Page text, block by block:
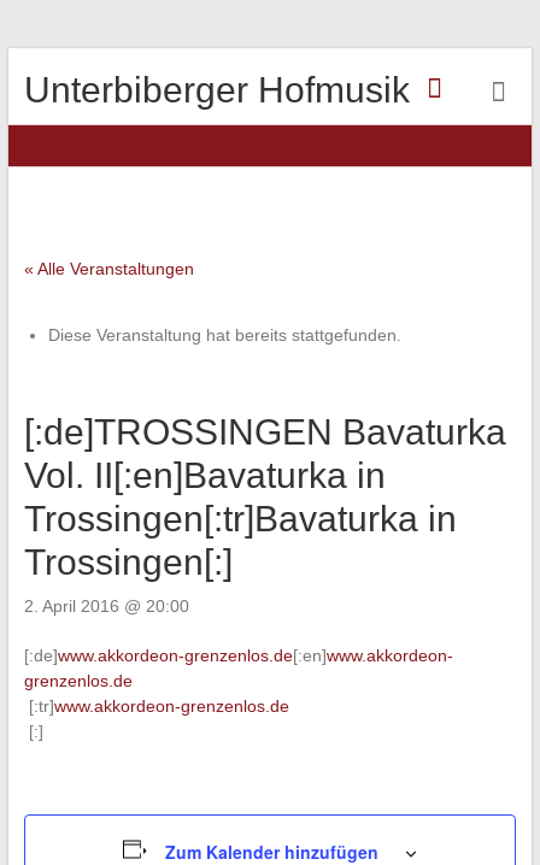
Unterbiberger Hofmusik
« Alle Veranstaltungen
Diese Veranstaltung hat bereits stattgefunden.
[:de]TROSSINGEN Bavaturka
Vol. II[:en]Bavaturka in
Trossingen[:tr]Bavaturka in
Trossingen[:]
2. April 2016 @ 20:00
[:de]www.akkordeon-grenzenlos.de[:en]www.akkordeon-
grenzenlos.de
[:tr]www.akkordeon-grenzenlos.de
[:]
Zum Kalender hinzufügen